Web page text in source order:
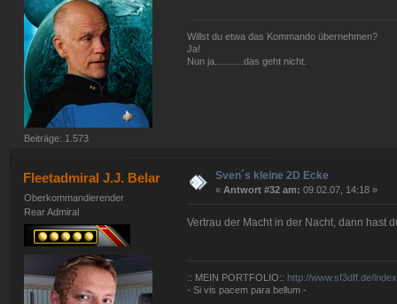
Beiträge: 1.573
Willst du etwa das Kommando übernehmen?
Ja!
Nun ja...........das geht nicht.
Fleetadmiral J.J. Belar
Oberkommandierender
Rear Admiral
Sven´s kleine 2D Ecke
«Antwort #32 am: 09.02.07, 14:18 »
Vertrau der Macht in der Nacht, dann hast
:: MEIN PORTFOLIO:: http://www.sf3dff.de/
- Si vis pacem para bellum -